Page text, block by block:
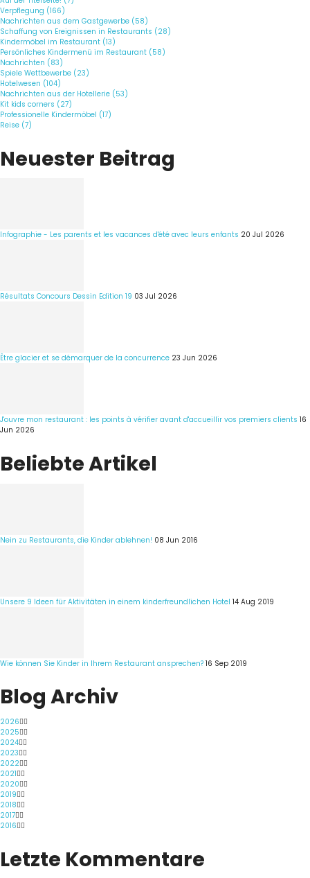
Verpflegung (166)
Nachrichten aus dem Gastgewerbe (58)
Schaffung von Ereignissen in Restaurants (28)
Kindermöbel im Restaurant (13)
Persönliches Kindermenü im Restaurant (58)
Nachrichten (83)
Spiele Wettbewerbe (23)
Hotelwesen (104)
Nachrichten aus der Hotellerie (53)
Kit kids corners (27)
Professionelle Kindermöbel (17)
Reise (7)
Neuester Beitrag
Infographie - Les parents et les vacances d'été avec leurs enfants 20 Jul 2026
Résultats Concours Dessin Edition 19 03 Jul 2026
Être glacier et se démarquer de la concurrence 23 Jun 2026
J'ouvre mon restaurant : les points à vérifier avant d'accueillir vos premiers clients 16
Jun 2026
Beliebte Artikel
Nein zu Restaurants, die Kinder ablehnen! 08 Jun 2016
Unsere 9 Ideen für Aktivitäten in einem kinderfreundlichen Hotel 14 Aug 2019
Wie können Sie Kinder in Ihrem Restaurant ansprechen? 16 Sep 2019
Blog Archiv
2026
2025
2024
2023
2022
2021
2020
2019
2018
2017
2016
Letzte Kommentare